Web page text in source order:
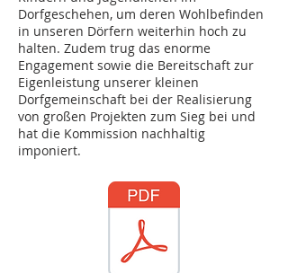
Dorfgeschehen, um deren Wohlbefinden
in unseren Dörfern weiterhin hoch zu
halten. Zudem trug das enorme
Engagement sowie die Bereitschaft zur
Eigenleistung unserer kleinen
Dorfgemeinschaft bei der Realisierung
von großen Projekten zum Sieg bei und
hat die Kommission nachhaltig
imponiert.